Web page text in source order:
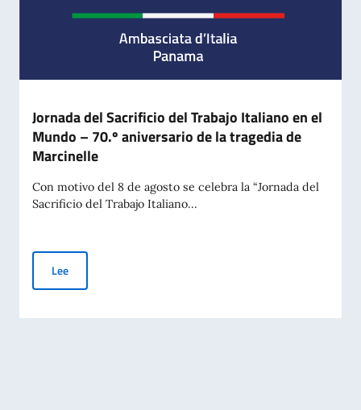
Jornada del Sacrificio del Trabajo Italiano en el
Mundo – 70.º aniversario de la tragedia de
Marcinelle
Con motivo del 8 de agosto se celebra la “Jornada del
Sacrificio del Trabajo Italiano...
LeeJornada del Sacrificio del Trabajo Italiano en el Mundo –